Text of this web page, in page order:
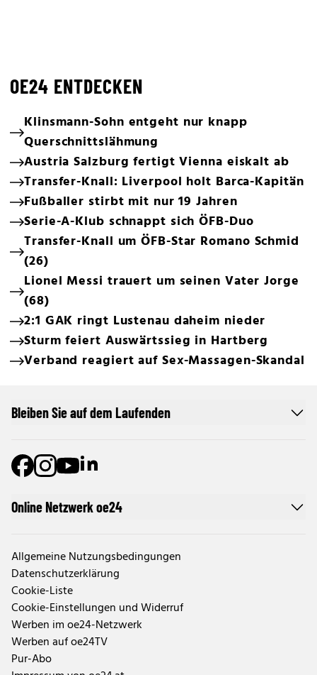
OE24 ENTDECKEN
Klinsmann-Sohn entgeht nur knapp
Querschnittslähmung
Austria Salzburg fertigt Vienna eiskalt ab
Transfer-Knall: Liverpool holt Barca-Kapitän
Fußballer stirbt mit nur 19 Jahren
Serie-A-Klub schnappt sich ÖFB-Duo
Transfer-Knall um ÖFB-Star Romano Schmid
(26)
Lionel Messi trauert um seinen Vater Jorge
(68)
2:1 GAK ringt Lustenau daheim nieder
Sturm feiert Auswärtssieg in Hartberg
Verband reagiert auf Sex-Massagen-Skandal
Online Netzwerk oe24
Allgemeine Nutzungsbedingungen
Datenschutzerklärung
Cookie-Liste
Cookie-Einstellungen und Widerruf
Werben im oe24-Netzwerk
Werben auf oe24TV
Pur-Abo
Bleiben Sie auf dem Laufenden